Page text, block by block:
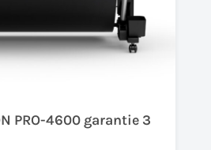
PRO-4600 garantie 3